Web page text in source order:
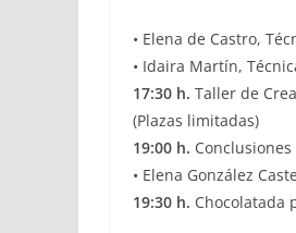
• Elena de Castro,
• Idaira Martín,
17:30 h. Taller de
(Plazas limitadas)
19:00 h. Conclusiones
• Elena González
19:30 h. Chocolatada